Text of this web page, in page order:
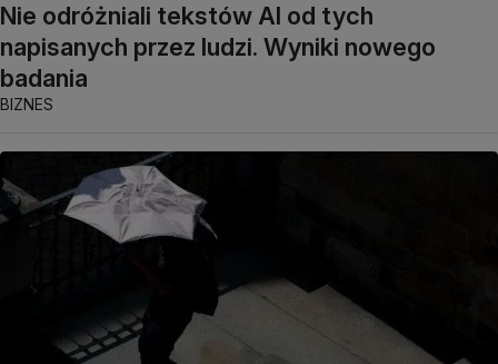
Nie odróżniali tekstów AI od tych
napisanych przez ludzi. Wyniki nowego
badania
BIZNES